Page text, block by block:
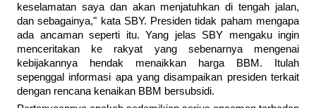
keselamatan saya dan akan menjatuhkan di tengah jalan,
dan sebagainya," kata SBY. Presiden tidak paham mengapa
ada ancaman seperti itu. Yang jelas SBY mengaku ingin
menceritakan ke rakyat yang sebenarnya mengenai
kebijakannya hendak menaikkan harga BBM. Itulah
sepenggal informasi apa yang disampaikan presiden terkait
dengan rencana kenaikan BBM bersubsidi.